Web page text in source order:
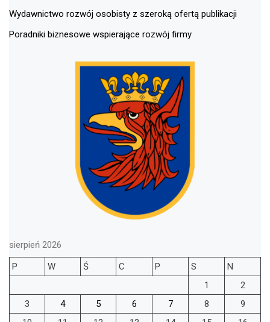
Wydawnictwo rozwój osobisty z szeroką ofertą publikacji
Poradniki biznesowe wspierające rozwój firmy
sierpień 2026
P
W Ś C P S
N
1
2
3
4 5 6 7 8
9